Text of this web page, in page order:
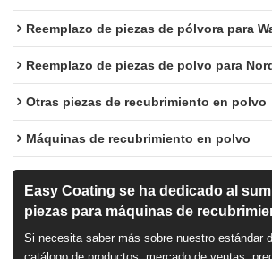
Reemplazo de piezas de pólvora para
Reemplazo de piezas de polvo para
Otras piezas de recubrimiento en polvo
Máquinas de recubrimiento en polvo
Easy Coating se ha dedicado al
piezas para máquinas de
Si necesita saber más sobre nuestro estándar